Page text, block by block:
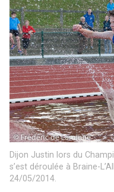
Dijon Justin lors du
s’est déroulée à Braine-
24/05/2014.